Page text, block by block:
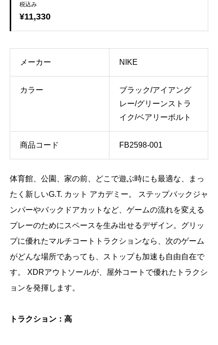
税込み
¥11,330
メーカー NIKE
カラー
ブラック/アイアング
レー/グリーンストラ
イク/ベアリーボルト
商品コード FB2598-001
体育館、公園、家の前、どこで遊ぶ時にも最適な、まっ
たく新しいG.T. カット アカデミー。 ステップバックジャ
ンパーやバックドアカットなど、ゲームの流れを変える
プレーのためにスペースを生み出せるデザイン。グリッ
プに優れたマルチコートトラクションなら、次のゲーム
がどんな場所であっても、ストップも加速も自由自在で
す。 XDRアウトソールが、屋外コートで優れたトラクシ
ョンを発揮します。
トラクション：高